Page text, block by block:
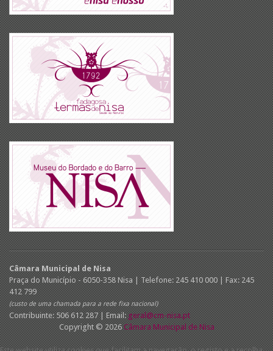
Câmara Municipal de Nisa
Praça do Município - 6050-358 Nisa | Telefone: 245 410 000 | Fax: 245
412 799
(custo de uma chamada para a rede fixa nacional)
Contribuinte: 506 612 287 | Email: geral@cm-nisa.pt
Copyright © 2026 Câmara Municipal de Nisa